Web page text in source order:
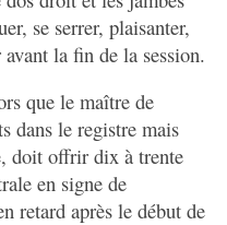
se serrer, plaisanter,
la fin de la session.
que le maître de
dans le registre mais
doit offrir dix à trente
en signe de
retard après le début de